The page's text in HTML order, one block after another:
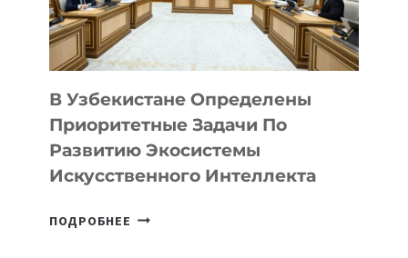
В Узбекистане Определены
Приоритетные Задачи По
Развитию Экосистемы
Искусственного Интеллекта
ПОДРОБНЕЕ В